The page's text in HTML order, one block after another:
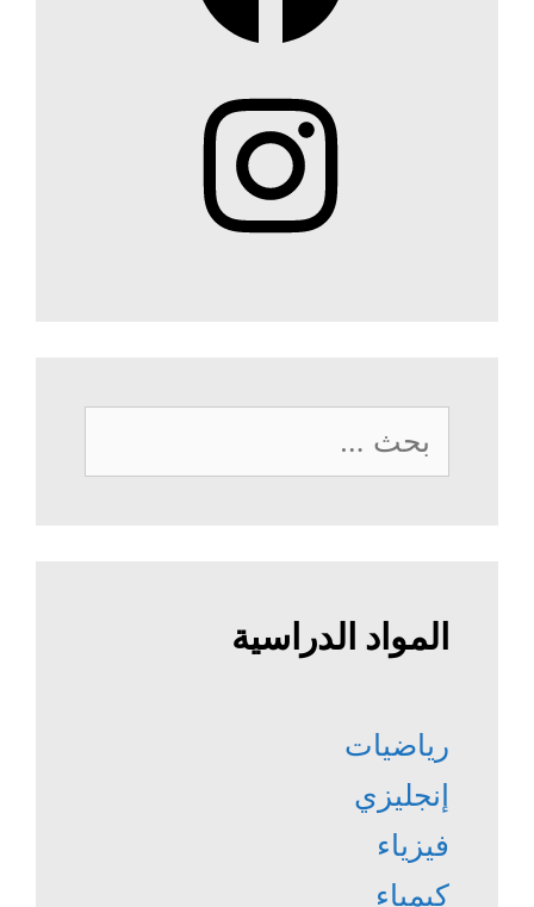
Instagram
البحث
عن:
المواد الدراسية
رياضيات
إنجليزي
فيزياء
كيمياء